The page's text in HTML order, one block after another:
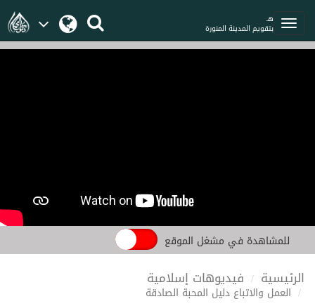
هـ
بتقويم المدينة المنورة
للمشاهدة في مشغل الموقع
الرئيسية فيديوهات إسلامية
العمل والاتباع دليل المحبة الصادقة